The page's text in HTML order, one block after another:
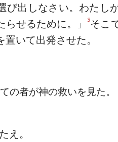
び出しなさい。わたし
らせるために。」3そこ
いて出発させた。
の者が神の救いを見た。
え。